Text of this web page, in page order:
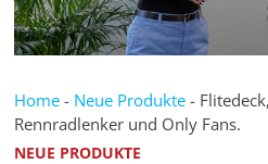
Home - Neue Produkte -
Rennradlenker und Only Fans.
NEUE PRODUKTE